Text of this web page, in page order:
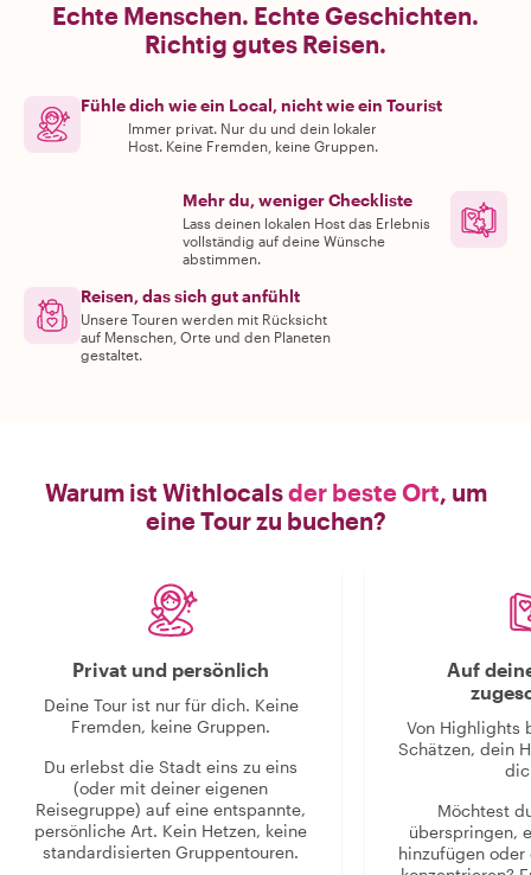
Echte Menschen. Echte Geschichten.
Richtig gutes Reisen.
Fühle dich wie ein Local, nicht wie ein Tourist
Immer privat. Nur du und dein lokaler
Host. Keine Fremden, keine Gruppen.
Mehr du, weniger Checkliste
Lass deinen lokalen Host das Erlebnis
vollständig auf deine Wünsche
abstimmen.
Reisen, das sich gut anfühlt
Unsere Touren werden mit Rücksicht
auf Menschen, Orte und den Planeten
gestaltet.
Warum ist Withlocalsder beste Ort, um
eine Tour zu buchen?
Privat und persönlich
Deine Tour ist nur für dich. Keine
Fremden, keine Gruppen.
Du erlebst die Stadt eins zu eins
(oder mit deiner eigenen
Reisegruppe) auf eine entspannte,
persönliche Art. Kein Hetzen, keine
standardisierten Gruppentouren.
Auf
Von Highlights
Schätzen, dein
Möchtest
überspringen,
hinzufügen